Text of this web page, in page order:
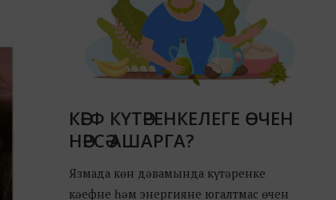
КӘЕФ КҮТӘРЕНКЕЛЕГЕ ӨЧЕН
НӘРСӘ АШАРГА?
Язмада көн дәвамында күтәренке
кәефне һәм энергияне югалтмас өчен